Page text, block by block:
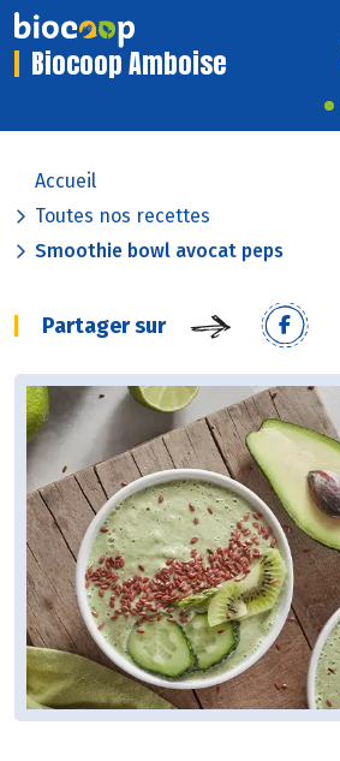
Biocoop Amboise
Accueil
Toutes nos recettes
Smoothie bowl avocat peps
Partager sur